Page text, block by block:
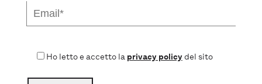
Ho letto e accetto la privacy policydel sito